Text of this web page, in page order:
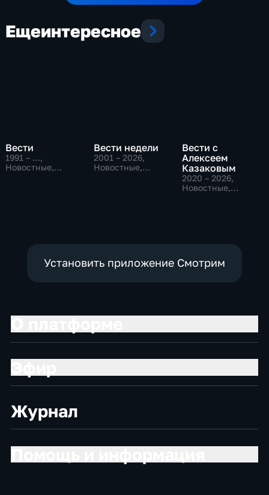
Ещеинтересное
Вести
1991 – …,
Новостные,
Вести недели
2001 – 2026,
Новостные,
Вести с
Алексеем
Казаковым
2020 – 2026,
Новостные,
Установить приложение Смотрим
Журнал